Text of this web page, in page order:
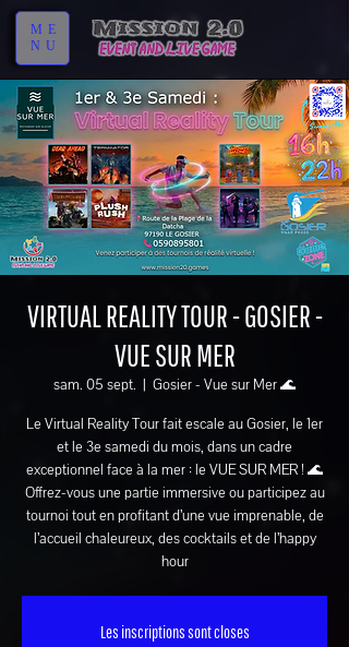
ME
NU
VIRTUAL REALITY TOUR - GOSIER -
VUE SUR MER
sam. 05 sept.
  |
Gosier - Vue sur Mer 🌊
Le Virtual Reality Tour fait escale au Gosier, le 1er
et le 3e samedi du mois, dans un cadre
exceptionnel face à la mer : le VUE SUR MER ! 🌊
Offrez-vous une partie immersive ou participez au
tournoi tout en profitant d’une vue imprenable, de
l’accueil chaleureux, des cocktails et de l’happy
hour
Les inscriptions sont closes